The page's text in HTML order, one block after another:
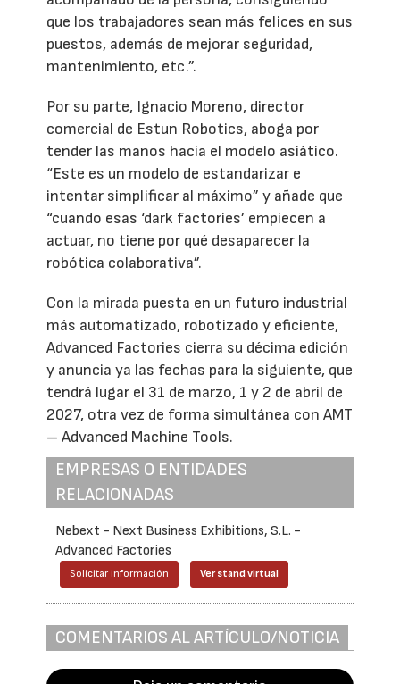
que los trabajadores sean más felices en sus
puestos, además de mejorar seguridad,
mantenimiento, etc.”.
Por su parte, Ignacio Moreno, director
comercial de Estun Robotics, aboga por
tender las manos hacia el modelo asiático.
“Este es un modelo de estandarizar e
intentar simplificar al máximo” y añade que
“cuando esas ‘dark factories’ empiecen a
actuar, no tiene por qué desaparecer la
robótica colaborativa”.
Con la mirada puesta en un futuro industrial
más automatizado, robotizado y eficiente,
Advanced Factories cierra su décima edición
y anuncia ya las fechas para la siguiente, que
tendrá lugar el 31 de marzo, 1 y 2 de abril de
2027, otra vez de forma simultánea con AMT
– Advanced Machine Tools.
EMPRESAS O ENTIDADES
RELACIONADAS
Nebext - Next Business Exhibitions, S.L. -
Advanced Factories
Solicitar información Ver stand virtual
COMENTARIOS AL ARTÍCULO/NOTICIA